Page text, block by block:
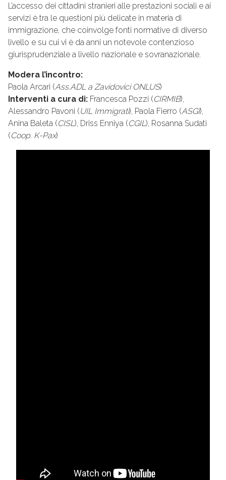
L’accesso dei cittadini stranieri alle prestazioni sociali e ai
servizi è tra le questioni più delicate in materia di
immigrazione, che coinvolge fonti normative di diverso
livello e su cui vi è da anni un notevole contenzioso
giurisprudenziale a livello nazionale e sovranazionale.
Modera l’incontro:
Paola Arcari (Ass.ADL a Zavidovici ONLUS)
Interventi a cura di: Francesca Pozzi (CIRMIB),
Alessandro Pavoni (UIL Immigrati), Paola Fierro (ASGI),
Anina Baleta (CISL ), Driss Enniya (CGIL ), Rosanna Sudati
(Coop. K-Pax)